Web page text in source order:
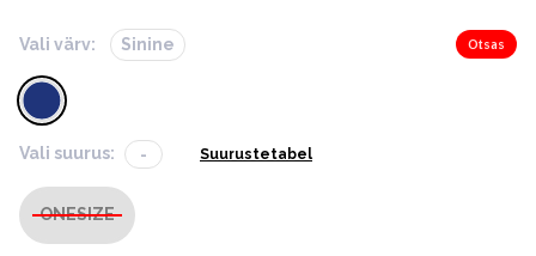
Vali värv: Sinine Otsas
Vali suurus: - Suurustetabel
ONESIZE